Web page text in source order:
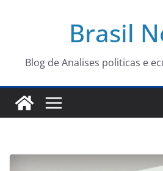
conteúdo
Brasil
Blog de Analises politicas e